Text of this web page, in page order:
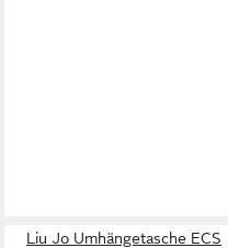
Liu Jo Umhängetasche ECS